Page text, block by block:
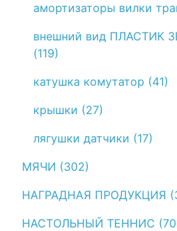
амортизаторы вилки
внешний вид ПЛАСТИК
(119)
катушка комутатор (41)
крышки (27)
лягушки датчики (17)
МЯЧИ (302)
НАГРАДНАЯ ПРОДУКЦИЯ
НАСТОЛЬНЫЙ ТЕННИС